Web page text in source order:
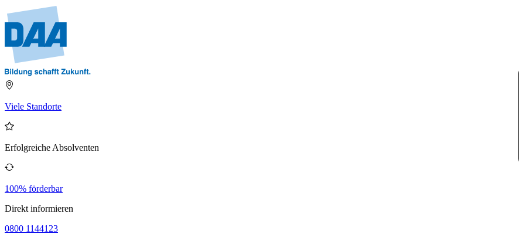
Viele Standorte
Erfolgreiche Absolventen
100% förderbar
Direkt informieren
0800 1144123